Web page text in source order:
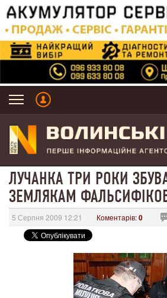
ЛУЧАНКА ТРИ РОКИ
ЗЕМЛЯКАМ
5 Серпня 2009 12:21 Коментарів:0